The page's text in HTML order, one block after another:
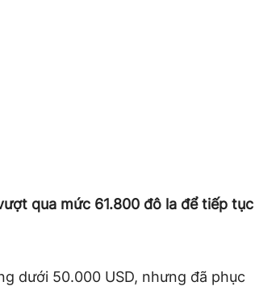
qua mức 61.800 đô la để tiếp tục
dưới 50.000 USD, nhưng đã phục